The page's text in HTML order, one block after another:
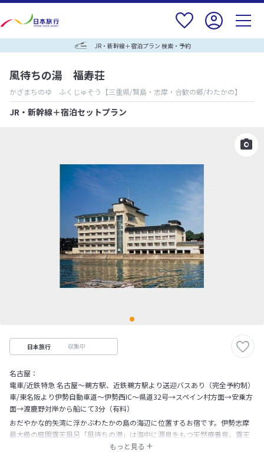
JR・新幹線＋宿泊プラン 検索・予約
風待ちの湯 福寿荘
かざまちのゆ ふくじゅそう 【三重県/賢島・志摩・合歓の郷/わたかの】
JR・新幹線＋宿泊セットプラン
日本旅行 収集中
名古屋：
電車/近鉄特急 名古屋～鵜方駅、近鉄鵜方駅より送迎バスあり（完全予約制）
車/東名阪より伊勢自動車道～伊勢西IC～県道32号→スペイン村方面→安乗方
面→渡鹿野対岸から船にて3分（有料）
もっと見る
おだやかな的矢湾に浮かぶわたかの島の海辺に位置するお宿です。伊勢志摩
最大級の庭園露天風呂「風待ちの港」は海中に源泉をもつ天然療養泉。露天
風呂・内湯・檜のサウナ・エステコーナーで心ゆくまで湯三昧。地場の旬の